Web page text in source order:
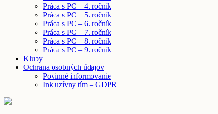
Práca s PC – 4. ročník
Práca s PC – 5. ročník
Práca s PC – 6. ročník
Práca s PC – 7. ročník
Práca s PC – 8. ročník
Práca s PC – 9. ročník
Kluby
Ochrana osobných údajov
Povinné informovanie
Inkluzívny tím – GDPR